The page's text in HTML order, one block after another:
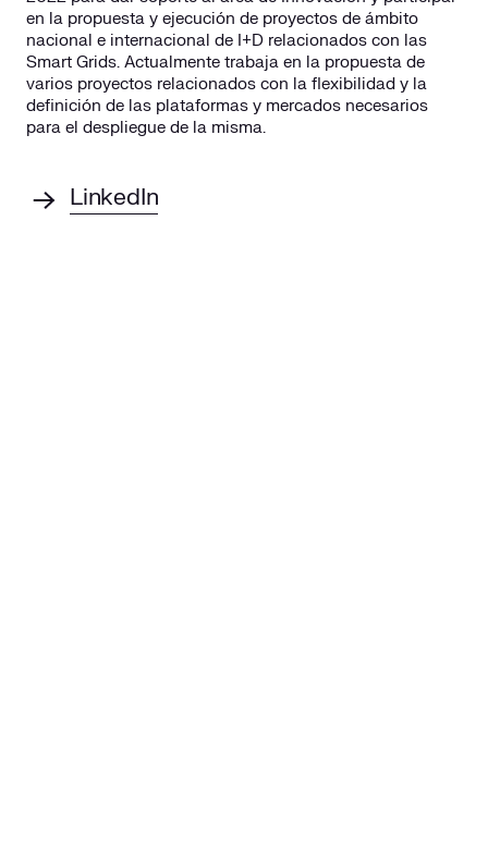
en la propuesta y ejecución de proyectos de ámbito
nacional e internacional de I+D relacionados con las
Smart Grids. Actualmente trabaja en la propuesta de
varios proyectos relacionados con la flexibilidad y la
definición de las plataformas y mercados necesarios
para el despliegue de la misma.
LinkedIn